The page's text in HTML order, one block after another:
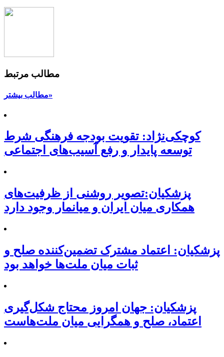
مطالب مرتبط
مطالب بیشتر»
کوچکی‌نژاد: تقویت بودجه فرهنگی شرط
توسعه پایدار و رفع آسیب‌های اجتماعی
پزشکیان:تصویر روشنی از ظرفیت‌های
همکاری میان ایران و میانمار وجود دارد
پزشکیان: اعتماد مشترک تضمین‌کننده صلح و
ثبات میان ملت‌ها خواهد بود
پزشکیان: جهان امروز محتاج شکل‌گیری
اعتماد، صلح و همگرایی میان ملت‌هاست